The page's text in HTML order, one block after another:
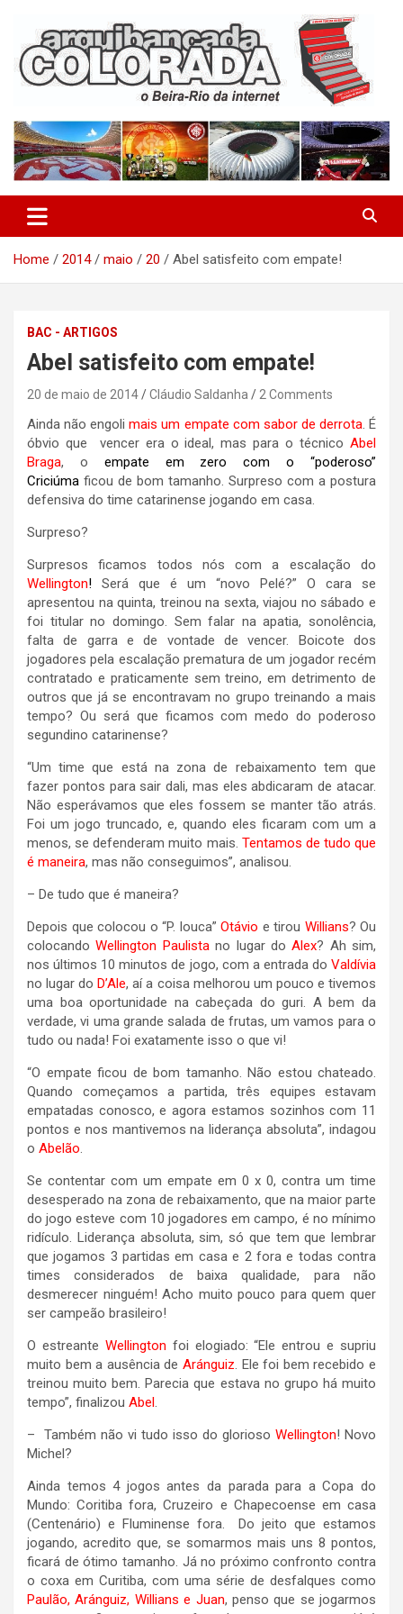
content
Arquibancada Colorada
Home 2014 maio 20 Abel satisfeito com empate!
BAC - ARTIGOS
Abel satisfeito com empate!
20 de maio de 2014 Cláudio Saldanha 2 Comments
Ainda não engolimais um empate com sabor de derrota. É
óbvio que vencer era o ideal, mas para o técnico Abel
Braga, o empate em zero com o “poderoso”
Criciúma ficou de bom tamanho. Surpreso com a postura
defensiva do time catarinense jogando em casa.
Surpreso?
Surpresos ficamos todos nós com a escalação do
Wellington! Será que é um “novo Pelé?” O cara se
apresentou na quinta, treinou na sexta, viajou no sábado e
foi titular no domingo. Sem falar na apatia, sonolência,
falta de garra e de vontade de vencer. Boicote dos
jogadores pela escalação prematura de um jogador recém
contratado e praticamente sem treino, em detrimento de
outros que já se encontravam no grupo treinando a mais
tempo? Ou será que ficamos com medo do poderoso
segundino catarinense?
“Um time que está na zona de rebaixamento tem que
fazer pontos para sair dali, mas eles abdicaram de atacar.
Não esperávamos que eles fossem se manter tão atrás.
Foi um jogo truncado, e, quando eles ficaram com um a
menos, se defenderam muito mais. Tentamos de tudo que
é maneira, mas não conseguimos”, analisou.
– De tudo que é maneira?
Depois que colocou o “P. louca” Otávio e tirou Willians? Ou
colocando Wellington Paulistano lugar doAlex? Ah sim,
nos últimos 10 minutos de jogo, com a entrada do Valdívia
no lugar doD’Ale, aí a coisa melhorou um pouco e tivemos
uma boa oportunidade na cabeçada do guri. A bem da
verdade, vi uma grande salada de frutas, um vamos para o
tudo ou nada! Foi exatamente isso o que vi!
“O empate ficou de bom tamanho. Não estou chateado.
Quando começamos a partida, três equipes estavam
empatadas conosco, e agora estamos sozinhos com 11
pontos e nos mantivemos na liderança absoluta”, indagou
o Abelão.
Se contentar com um empate em 0 x 0, contra um time
desesperado na zona de rebaixamento, que na maior parte
do jogo esteve com 10 jogadores em campo, é no mínimo
ridículo. Liderança absoluta, sim, só que tem que lembrar
que jogamos 3 partidas em casa e 2 fora e todas contra
times considerados de baixa qualidade, para não
desmerecer ninguém! Acho muito pouco para quem quer
ser campeão brasileiro!
O estreante Wellington foi elogiado: “Ele entrou e supriu
muito bem a ausência de Aránguiz. Ele foi bem recebido e
treinou muito bem. Parecia que estava no grupo há muito
tempo”, finalizou Abel.
– Também não vi tudo isso do glorioso Wellington! Novo
Michel?
Ainda temos 4 jogos antes da parada para a Copa do
Mundo: Coritiba fora, Cruzeiro e Chapecoense em casa
(Centenário) e Fluminense fora. Do jeito que estamos
jogando, acredito que, se somarmos mais uns 8 pontos,
ficará de ótimo tamanho. Já no próximo confronto contra
o coxa em Curitiba, com uma série de desfalques como
Paulão, Aránguiz, Willians e Juan, penso que se jogarmos